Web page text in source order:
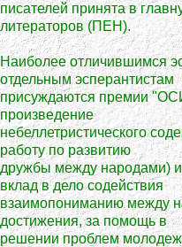
писателей принята в
литераторов (ПЕН).
Наиболее отличившимся
отдельным эсперантистам
присуждаются премии
произведение
небеллетристического
работу по развитию
дружбы между народами)
вклад в дело содействия
взаимопониманию между
достижения, за помощь в
решении проблем